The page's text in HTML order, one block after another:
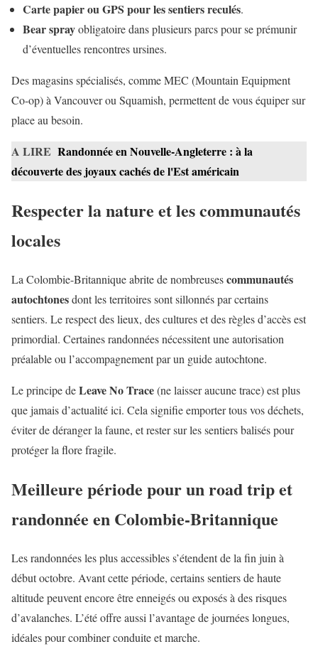
Carte papier ou GPS pour les sentiers reculés.
Bear sprayobligatoire dans plusieurs parcs pour se prémunir
d’éventuelles rencontres ursines.
Des magasins spécialisés, comme MEC (Mountain Equipment
Co-op) à Vancouver ou Squamish, permettent de vous équiper sur
place au besoin.
A LIRE Randonnée en Nouvelle-Angleterre : à la
découverte des joyaux cachés de l'Est américain
Respecter la nature et les communautés
locales
La Colombie-Britannique abrite de nombreusescommunautés
autochtonesdont les territoires sont sillonnés par certains
sentiers. Le respect des lieux, des cultures et des règles d’accès est
primordial. Certaines randonnées nécessitent une autorisation
préalable ou l’accompagnement par un guide autochtone.
Le principe deLeave No Trace(ne laisser aucune trace) est plus
que jamais d’actualité ici. Cela signifie emporter tous vos déchets,
éviter de déranger la faune, et rester sur les sentiers balisés pour
protéger la flore fragile.
Meilleure période pour un road trip et
randonnée en Colombie-Britannique
Les randonnées les plus accessibles s’étendent de la fin juin à
début octobre. Avant cette période, certains sentiers de haute
altitude peuvent encore être enneigés ou exposés à des risques
d’avalanches. L’été offre aussi l’avantage de journées longues,
idéales pour combiner conduite et marche.